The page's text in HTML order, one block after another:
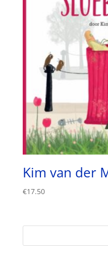
Kim van der
€17.50